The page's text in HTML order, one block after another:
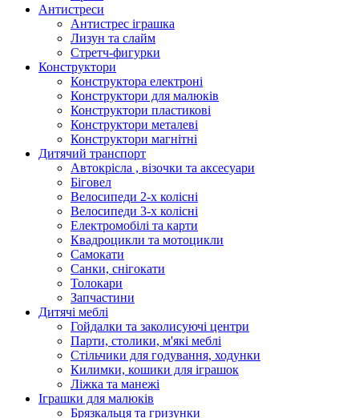
Антистреси
Антистрес іграшка
Лизун та слайм
Стретч-фигурки
Конструктори
Конструктора електроні
Конструктори для малюків
Конструктори пластикові
Конструктори металеві
Конструктори магнітні
Дитячий транспорт
Автокрісла , візочки та аксесуари
Біговел
Велосипеди 2-х колісні
Велосипеди 3-х колісні
Електромобілі та карти
Квадроцикли та мотоцикли
Самокати
Санки, снігокати
Толокари
Запчастини
Дитячі меблі
Гойдалки та заколисуючі центри
Парти, столики, м'які меблі
Стільчики для годування, ходунки
Килимки, кошики для іграшок
Ліжка та манежі
Іграшки для малюків
Брязкальця та гризунки